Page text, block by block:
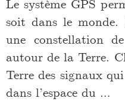
Le système GPS
soit dans le monde.
une constellation
autour de la Terre.
Terre des signaux
dans l’espace du …